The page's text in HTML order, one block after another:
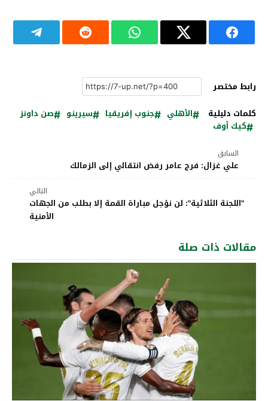
رابط مختصر
كلمات دليلية
الأهلي جنوب إفريقيا سيرينو
صن داونز
كيك أوف
السابق
علي غزال: فرج عامر رفض انتقالي إلى الزمالك
التالي
"اللجنة الثلاثية": لن نؤجل مباراة القمة إلا بطلب من الجهات
الأمنية
مقالات ذات صلة